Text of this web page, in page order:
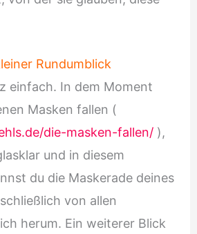
Rundumblick
einfach. In dem Moment
Masken fallen (
die-masken-fallen/),
und in diesem
du die Maskerade deines
von allen
herum. Ein weiterer Blick